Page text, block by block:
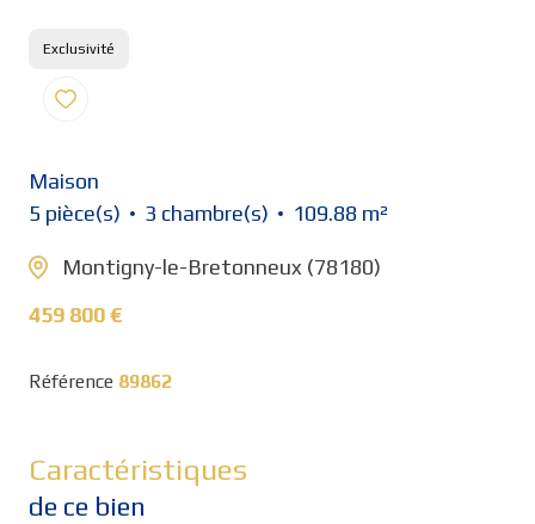
Exclusivité
Maison
5 pièce(s)
3 chambre(s) 109.88 m²
Montigny-le-Bretonneux (78180)
459 800 €
Référence 89862
Caractéristiques
de ce bien